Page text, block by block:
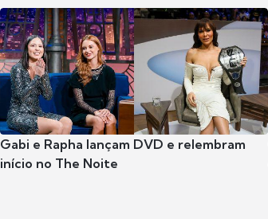
Gabi e Rapha lançam DVD e relembram
início no The Noite